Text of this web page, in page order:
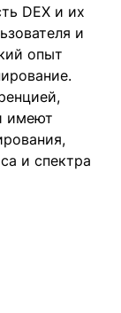
DEX и их
и
опыт
имеют
и спектра